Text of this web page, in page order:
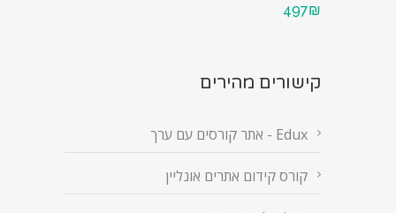
497₪
קישורים מהירים
Edux - אתר קורסים עם ערך
קורס קידום אתרים אונליין